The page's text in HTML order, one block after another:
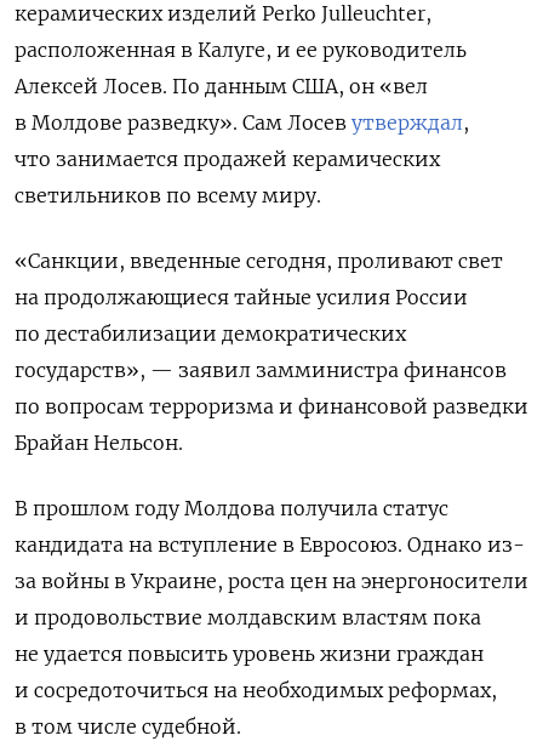
керамических изделий Perko Julleuchter,
расположенная в Калуге, и ее руководитель
Алексей Лосев. По данным США, он «вел
в Молдове разведку». Сам Лосев утверждал,
что занимается продажей керамических
светильников по всему миру.
«Санкции, введенные сегодня, проливают свет
на продолжающиеся тайные усилия России
по дестабилизации демократических
государств», — заявил замминистра финансов
по вопросам терроризма и финансовой разведки
Брайан Нельсон.
В прошлом году Молдова получила статус
кандидата на вступление в Евросоюз. Однако из-
за войны в Украине, роста цен на энергоносители
и продовольствие молдавским властям пока
не удается повысить уровень жизни граждан
и сосредоточиться на необходимых реформах,
в том числе судебной.